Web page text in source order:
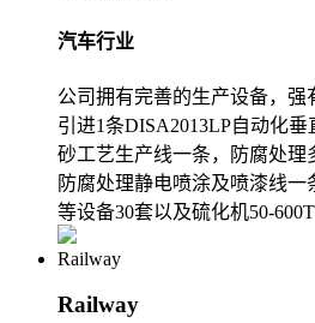
汽车行业
公司拥有完善的生产设备，
引进1条DISA2013LP自动化
砂工艺生产线一条，防腐处理
防腐处理静电喷涂及喷漆线
等设备30套以及硫化机50-600T
Railway
Railway